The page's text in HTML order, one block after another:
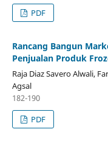
PDF
Rancang Bangun
Penjualan Produk
Raja Diaz Savero Alwali,
Agsal
182-190
PDF